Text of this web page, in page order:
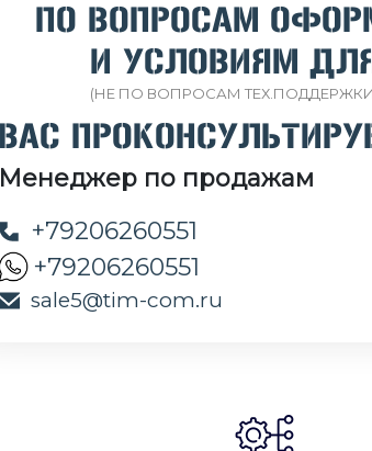
ПО ВОПРОСАМ
И УСЛОВИЯМ
(НЕ ПО ВОПРОСАМ
ВАС
Менеджер по продажам
+79206260551
+79206260551
sale5@tim-com.ru